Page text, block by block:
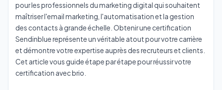
pour les professionnels du marketing digital qui souhaitent
maîtriser l'email marketing, l'automatisation et la gestion
des contacts à grande échelle. Obtenir une certification
Sendinblue représente un véritable atout pour votre carrière
et démontre votre expertise auprès des recruteurs et clients.
Cet article vous guide étape par étape pour réussir votre
certification avec brio.